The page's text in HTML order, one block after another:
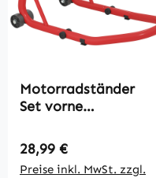
Motorradständer
Set vorne
Motorradheber bis
544 kg Stahl Rot
Regulärer Preis:
28,99 €
Preise inkl. MwSt. zzgl.